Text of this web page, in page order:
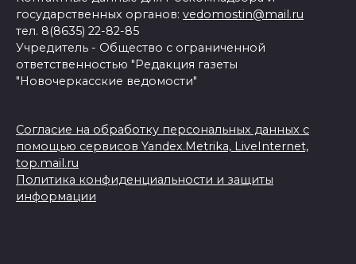
государственных органов: vedomostin@mail.ru
тел. 8(8635) 22-82-85
Учредитель - Общество с ограниченной
ответственностью "Редакция газеты
"Новочеркасские ведомости"
Согласие на обработку персональных данных с
помощью сервисов Yandex.Metrika, LiveInternet,
top.mail.ru
Политика конфиденциальности и защиты
информации